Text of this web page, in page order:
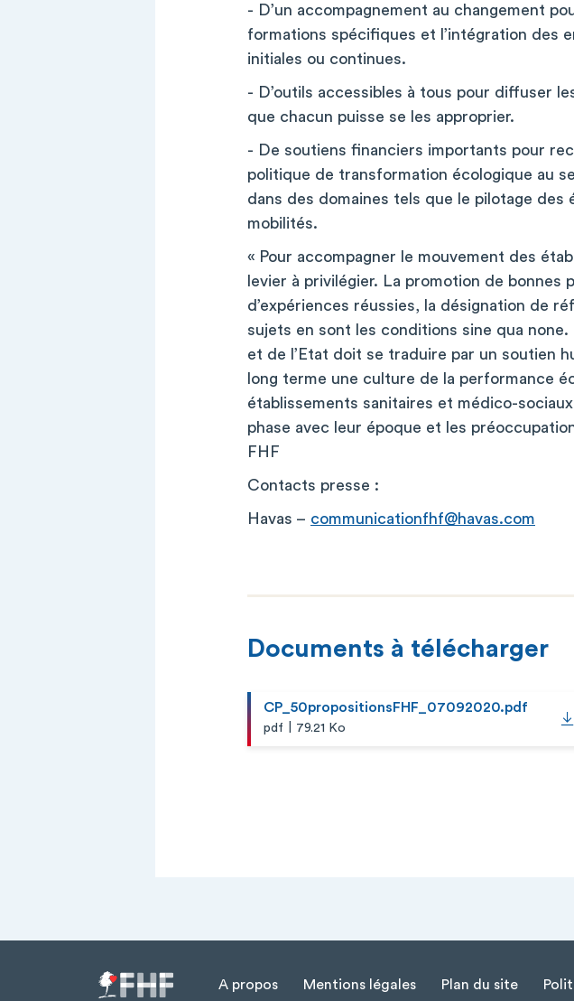
- D’un accompagnement au changement
formations spécifiques et l’intégration des
initiales ou continues.
- D’outils accessibles à tous pour diffuser
que chacun puisse se les approprier.
- De soutiens financiers importants pour
politique de transformation écologique au
dans des domaines tels que le pilotage des
mobilités.
« Pour accompagner le mouvement des
levier à privilégier. La promotion de bonnes
d’expériences réussies, la désignation de
sujets en sont les conditions sine qua
et de l’Etat doit se traduire par un soutien
long terme une culture de la performance
établissements sanitaires et médico-
phase avec leur époque et les
FHF
Contacts presse :
Havas – communicationfhf@havas.com
Documents à télécharger
CP_50propositionsFHF_07092020.pdf
pdf 79.21 Ko
Menu Pied de page
A propos Mentions légales Plan du site